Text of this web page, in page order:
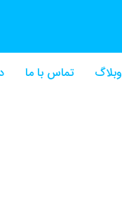
وبلاگ تماس با ما